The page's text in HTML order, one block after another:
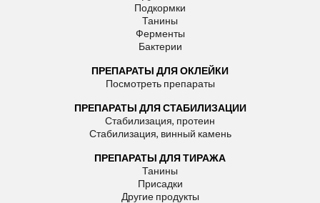
Подкормки
Танины
Ферменты
Бактерии
ПРЕПАРАТЫ ДЛЯ ОКЛЕЙКИ
Посмотреть препараты
ПРЕПАРАТЫ ДЛЯ СТАБИЛИЗАЦИИ
Стабилизация, протеин
Стабилизация, винный камень
ПРЕПАРАТЫ ДЛЯ ТИРАЖА
Танины
Присадки
Другие продукты